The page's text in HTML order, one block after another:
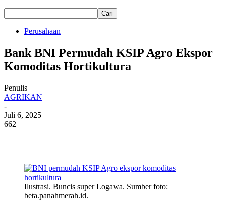
Perusahaan
Bank BNI Permudah KSIP Agro Ekspor
Komoditas Hortikultura
Penulis
AGRIKAN
-
Juli 6, 2025
662
Ilustrasi. Buncis super Logawa. Sumber foto:
beta.panahmerah.id.